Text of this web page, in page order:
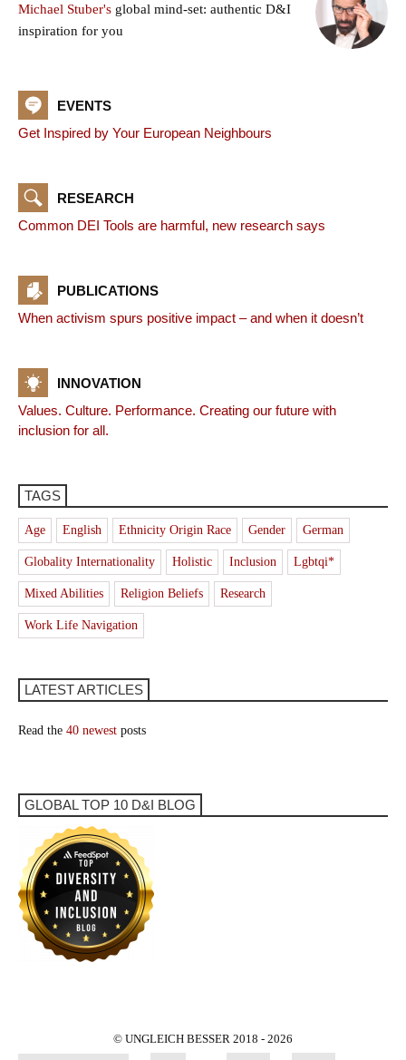
Michael Stuber's global mind-set: authentic D&I
inspiration for you
EVENTS
Get Inspired by Your European Neighbours
RESEARCH
Common DEI Tools are harmful, new research says
PUBLICATIONS
When activism spurs positive impact – and when it doesn’t
INNOVATION
Values. Culture. Performance. Creating our future with
inclusion for all.
TAGS
Age English Ethnicity Origin Race Gender German
Globality Internationality Holistic Inclusion Lgbtqi*
Mixed Abilities Religion Beliefs Research
Work Life Navigation
LATEST ARTICLES
Read the 40 newest posts
GLOBAL TOP 10 D&I BLOG
© UNGLEICH BESSER 2018 - 2026